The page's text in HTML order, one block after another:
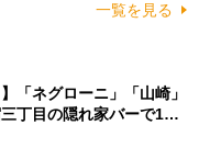
一覧を見る
「ネグローニ」「山崎」
三丁目の隠れ家バーで1…